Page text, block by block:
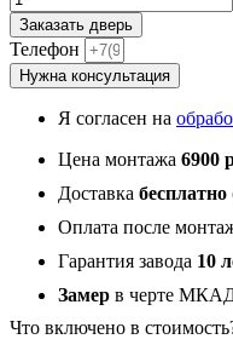
Заказать дверь
Телефон
Нужна консультация
Я согласен на
Цена монтажа 6900
Доставка бесплатно
Оплата после
Гарантия завода 10
Замер в черте МКАД
Что включено в